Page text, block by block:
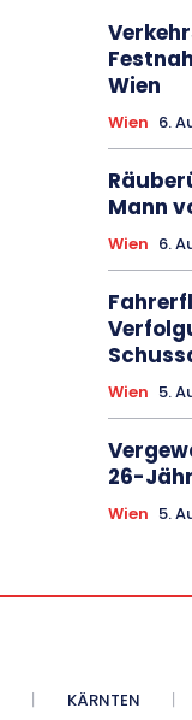
Wien
Wien 6.
Mann
Wien 6.
Wien 5.
26-
Wien 5.
KÄRNTEN